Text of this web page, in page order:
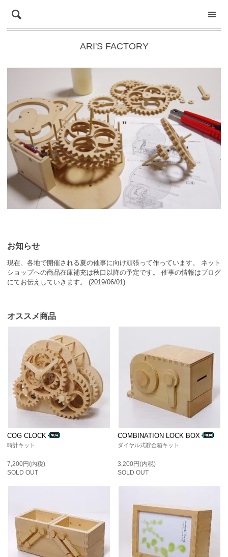
ARI'S FACTORY
お知らせ
現在、各地で開催される夏の催事に向け頑張って作っています。 ネット
ショップへの商品在庫補充は秋口以降の予定です。 催事の情報はブログ
にてお伝えしていきます。 (2019/06/01)
オススメ商品
COG CLOCK
時計キット
7,200円(内税)
SOLD OUT
COMBINATION LOCK BOX
ダイヤル式貯金箱キット
3,200円(内税)
SOLD OUT